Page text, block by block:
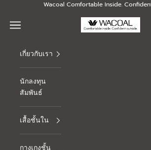
Skip to contentWacoal Comfortable Inside.
Thai Wacoal Public
Navigation menu
เกี่ยวกับเรา
นักลงทุน
สัมพันธ์
เสื้อชั้นใน
กางเกงชั้น